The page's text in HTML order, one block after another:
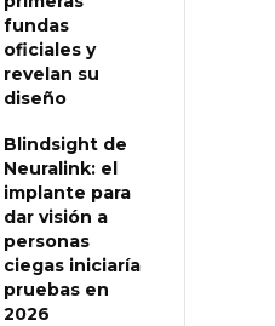
fundas
oficiales y
revelan su
diseño
Blindsight de
Neuralink: el
implante para
dar visión a
personas
ciegas iniciaría
pruebas en
2026